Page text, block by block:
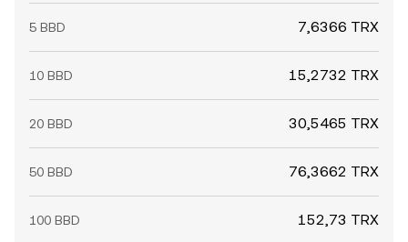
5 BBD 7,6366 TRX
10 BBD 15,2732 TRX
20 BBD 30,5465 TRX
50 BBD 76,3662 TRX
100 BBD 152,73 TRX